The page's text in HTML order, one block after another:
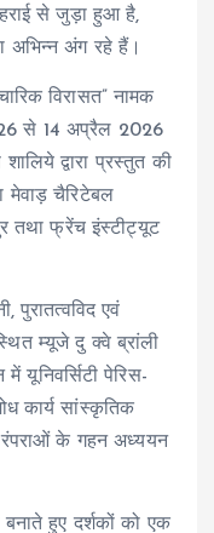
से जुड़ा हुआ है,
अभिन्न अंग रहे हैं।
विरासत” नामक
से 14 अप्रैल 2026
द्वारा प्रस्तुत की
मेवाड़ चैरिटेबल
तथा फ्रेंच इंस्टीट्यूट
पुरातत्वविद एवं
म्यूजे दु क्वे ब्रांली
यूनिवर्सिटी पेरिस-
कार्य सांस्कृतिक
के गहन अध्ययन
हुए दर्शकों को एक